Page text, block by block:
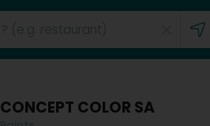
CONCEPT COLOR SA